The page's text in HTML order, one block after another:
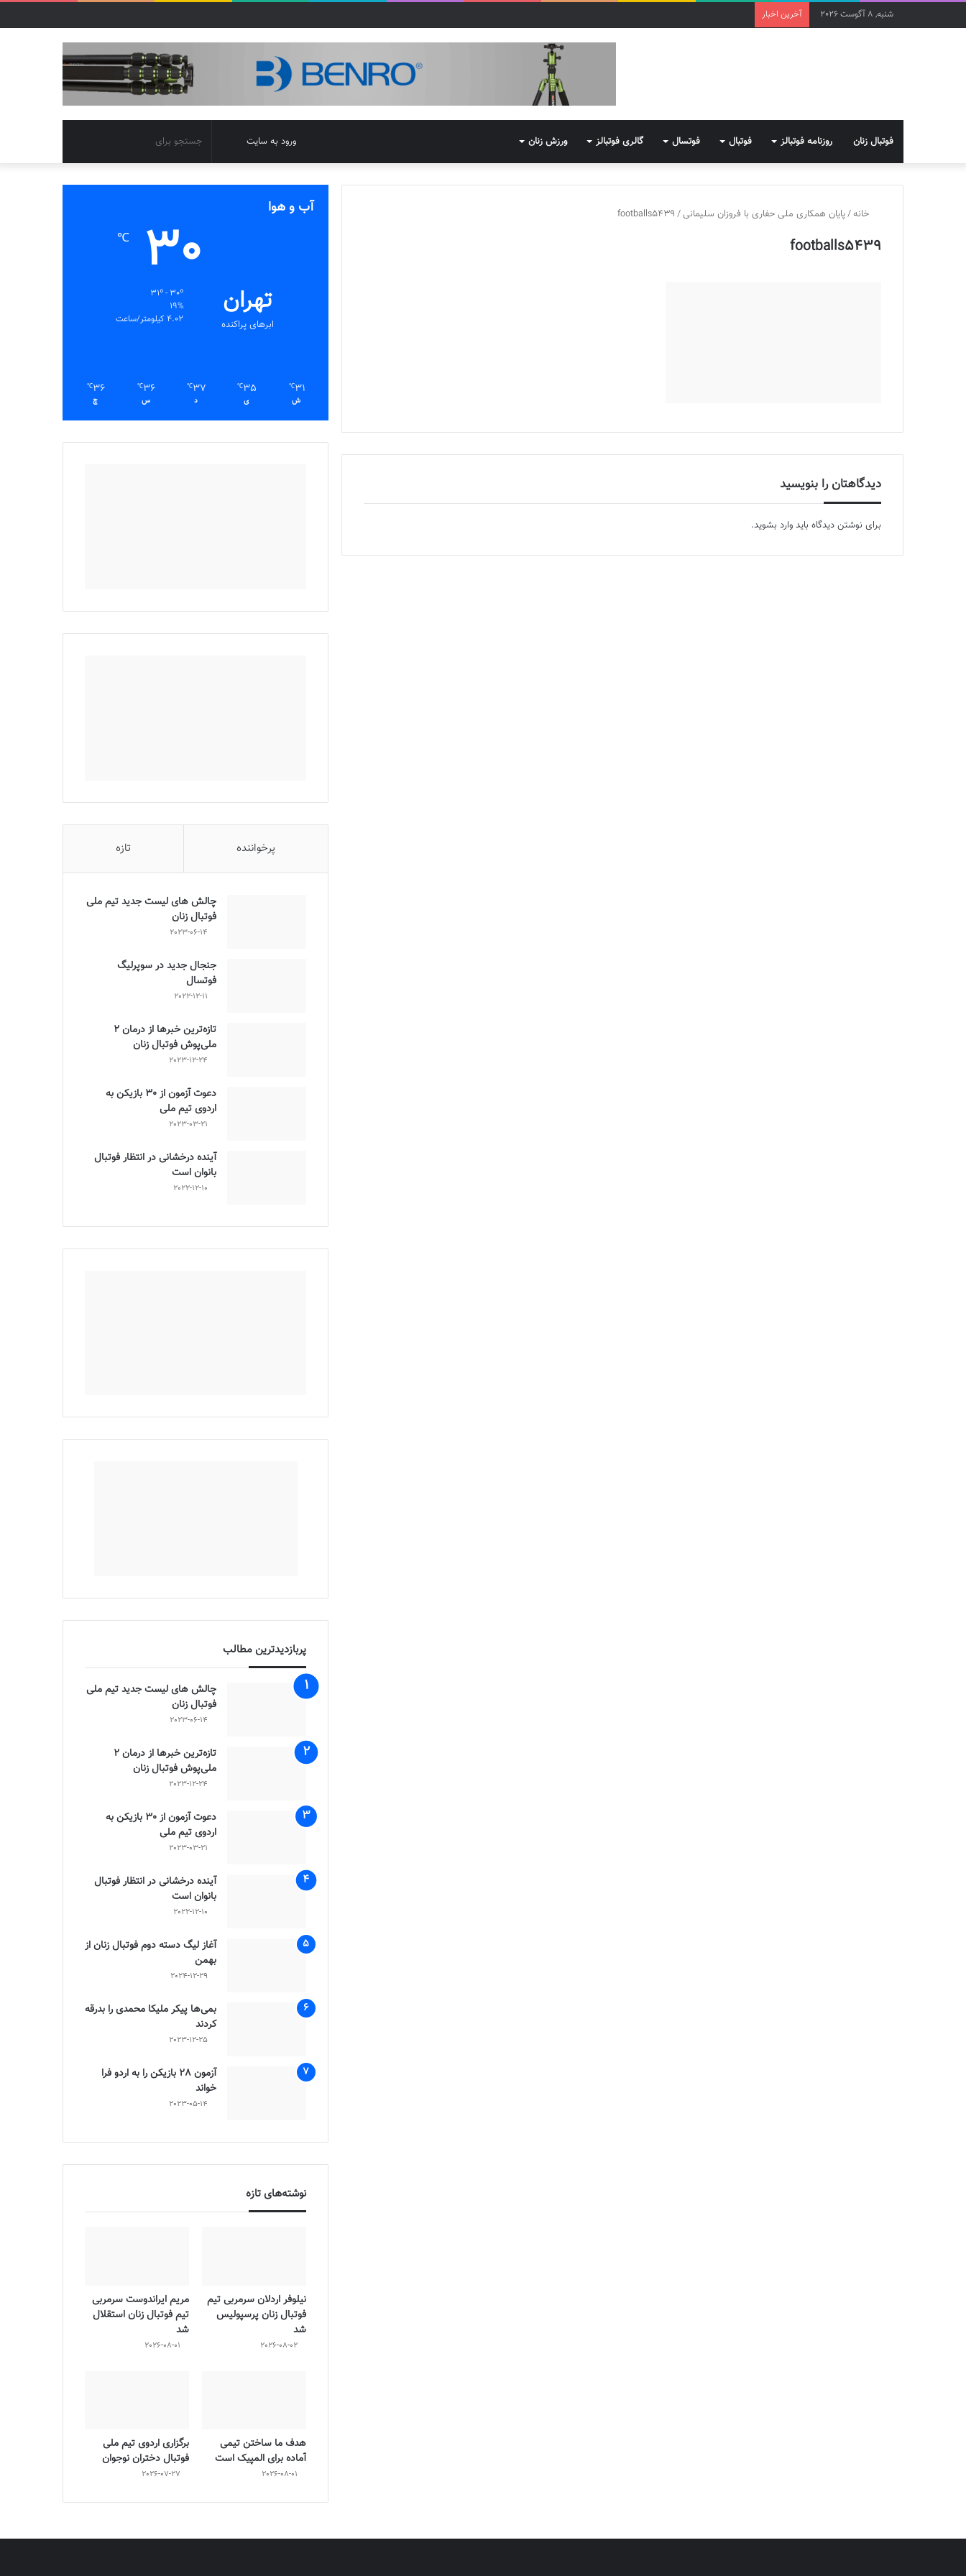
شنبه, 8 آگوست 2026 آخرین اخبار
فوتبال زنان روزنامه فوتبالز فوتبال فوتسال گالری فوتبالز ورزش زنان
برای
تغییر
پوسته
ورود به سایت
خانه/پایان همکاری ملی حفاری با فروزان سلیمانی/
footballs5439
footballs5439
دیدگاهتان را بنویسید
برای نوشتن دیدگاه باید وارد بشوید.
آب و هوا
تهران
ابرهای پراکنده
30
℃
19%
4.02 کیلومتر/ساعت
31
℃
ش
35
℃
ی
37
℃
د
36
℃
س
36
℃
چ
پرخواننده تازه
چالش هاى ليست جدید تيم ملى
فوتبال زنان
2023-06-14
جنجال جدید در سوپرلیگ
فوتسال
2022-12-11
تازه‌ترین خبرها از درمان ۲
ملی‌پوش فوتبال زنان
2023-12-24
دعوت آزمون از 30 بازیکن به
اردوی تیم ملی
2023-03-21
آینده درخشانی در انتظار فوتبال
بانوان است
2022-12-10
پربازدیدترین مطالب
چالش هاى ليست جدید تيم ملى
فوتبال زنان
2023-06-14
تازه‌ترین خبرها از درمان ۲
ملی‌پوش فوتبال زنان
2023-12-24
دعوت آزمون از 30 بازیکن به
اردوی تیم ملی
2023-03-21
آینده درخشانی در انتظار فوتبال
بانوان است
2022-12-10
آغاز لیگ دسته دوم فوتبال زنان از
بهمن
2024-12-29
بمی‌ها پیکر ملیکا محمدی را بدرقه
کردند
2023-12-25
آزمون 28 بازیکن را به اردو فرا
خواند
2023-05-14
نوشته‌های تازه
نیلوفر اردلان سرمربی تیم
فوتبال زنان پرسپولیس
شد
2026-08-02
مریم ایراندوست سرمربی
تیم فوتبال زنان استقلال
شد
2026-08-01
هدف ما ساختن تیمی
آماده برای المپیک است
2026-08-01
برگزاری اردوی تیم ملی
فوتبال دختران نوجوان
2026-07-27